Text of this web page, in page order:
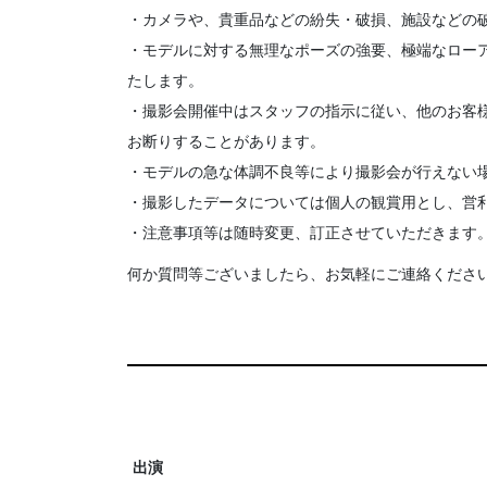
・カメラや、貴重品などの紛失・破損、施設など
・モデルに対する無理なポーズの強要、極端なロ
たします。
・撮影会開催中はスタッフの指示に従い、他のお
お断りすることがあります。
・モデルの急な体調不良等により撮影会が行えな
・撮影したデータについては個人の観賞用とし、
・注意事項等は随時変更、訂正させていただきま
何か質問等ございましたら、お気軽にご連絡くださ
出演